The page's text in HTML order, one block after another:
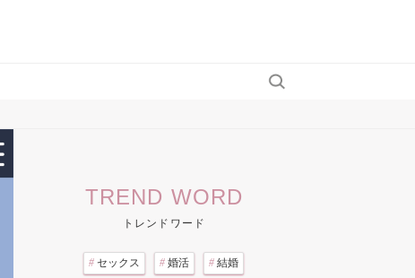
TREND WORD
トレンドワード
# セックス # 婚活 # 結婚